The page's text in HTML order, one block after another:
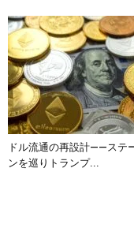
ドル流通の再設計——ステ
ンを巡りトランプ...